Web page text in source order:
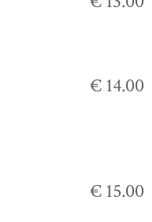
€ 14.00
€ 15.00